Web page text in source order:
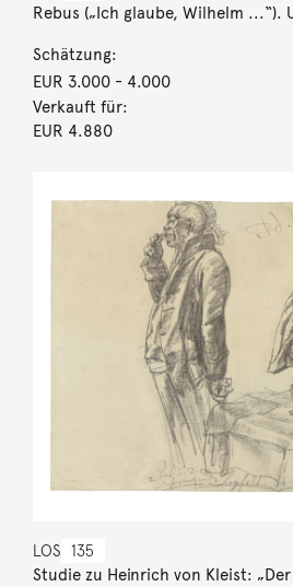
Rebus („Ich glaube, Wilhelm ...“).
Schätzung:
EUR 3.000- 4.000
Verkauft für:
EUR 4.880
LOS 135
Studie zu Heinrich von Kleist: